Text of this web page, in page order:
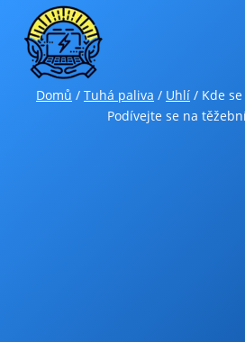
Přeskočit
obsah
Domů / Tuhá paliva / Uhlí / Kde
Podívejte se na